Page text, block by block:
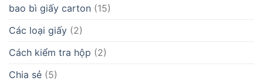
bao bì giấy carton (15)
Các loại giấy (2)
Cách kiểm tra hộp (2)
Chia sẻ (5)